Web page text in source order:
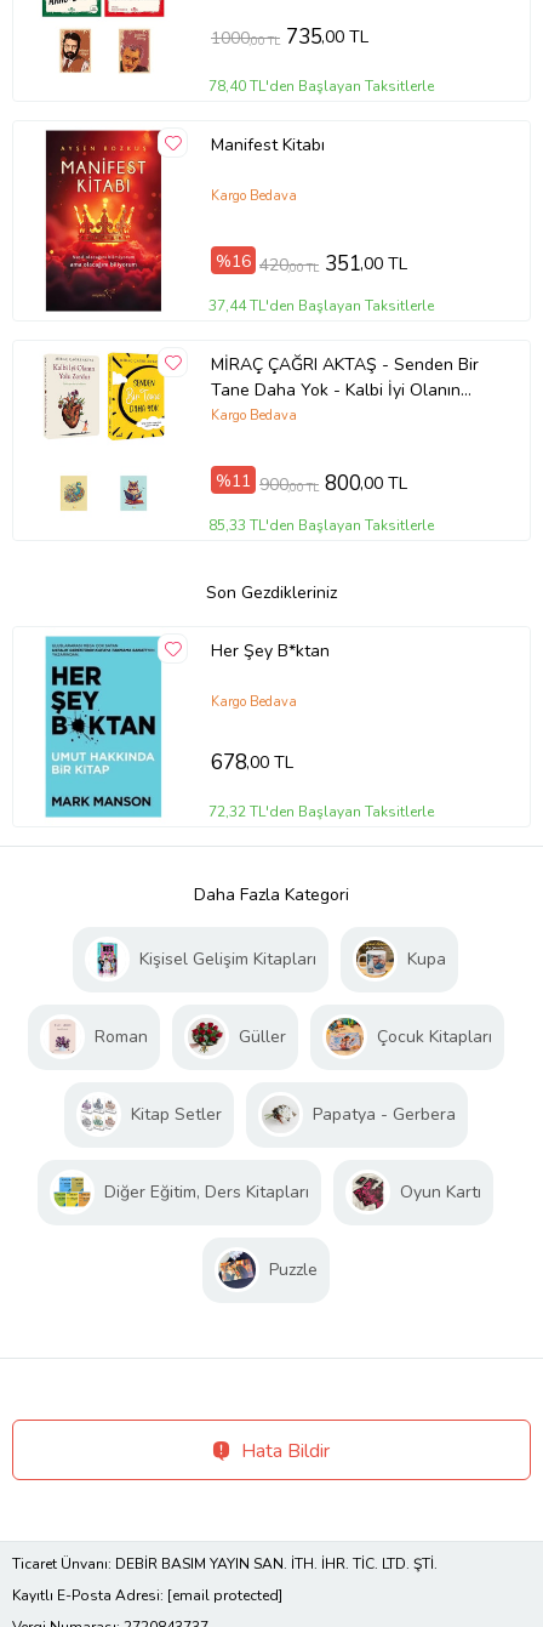
1000,00 TL 735,00 TL
78,40 TL'den Başlayan Taksitlerle
Manifest Kitabı
Kargo Bedava
%16 420,00 TL 351,00 TL
37,44 TL'den Başlayan Taksitlerle
MİRAÇ ÇAĞRI AKTAŞ - Senden Bir
Tane Daha Yok - Kalbi İyi Olanın
Yolu Zordur (2 KİTAP 2 NOT
Kargo Bedava
%11 900,00 TL 800,00 TL
85,33 TL'den Başlayan Taksitlerle
Son Gezdikleriniz
Her Şey B*ktan
Kargo Bedava
678,00 TL
72,32 TL'den Başlayan Taksitlerle
Daha Fazla Kategori
Kişisel Gelişim Kitapları Kupa
Roman Güller Çocuk Kitapları
Kitap Setler Papatya - Gerbera
Diğer Eğitim, Ders Kitapları Oyun Kartı
Puzzle
Hata Bildir
Ticaret Ünvanı: DEBİR BASIM YAYIN SAN. İTH. İHR. TİC. LTD. ŞTİ.
Kayıtlı E-Posta Adresi: [email protected]